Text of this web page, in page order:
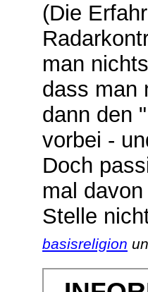
(Die
man
dass man
dann den
vorbei -
Doch
mal
Stelle
basisreligion